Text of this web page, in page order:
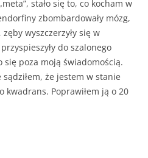
stało się to, co kocham w
zbombardowały mózg,
zęby wyszczerzyły się w
do szalonego
się poza moją świadomością.
że jestem w stanie
kwadrans. Poprawiłem ją o 20